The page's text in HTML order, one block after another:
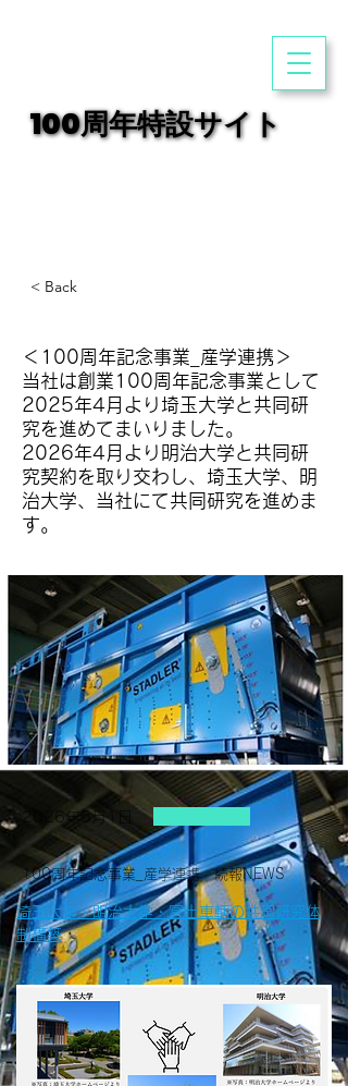
100周年特設サイト
100周年特設サイト
< Back
＜100周年記念事業_産学連携＞
当社は創業100周年記念事業として
2025年4月より埼玉大学と共同研
究を進めてまいりました。
2026年4月より明治大学と共同研
究契約を取り交わし、埼玉大学、明
治大学、当社にて共同研究を進めま
す。
2026年5月1日
100周年記念事業_産学連携 続報NEWS
埼玉大学・明治大学・富士車輌の共同研究体
制構築